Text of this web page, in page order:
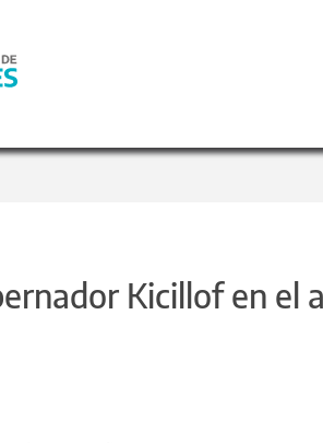
Kicillof en